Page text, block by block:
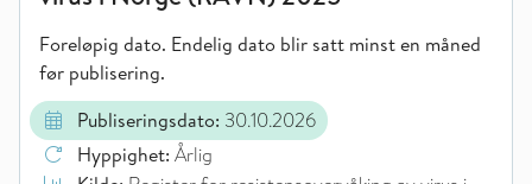
Foreløpig dato. Endelig dato blir satt minst en måned
før publisering.
Publiseringsdato: 30.10.2026
Hyppighet: Årlig